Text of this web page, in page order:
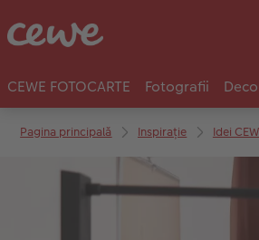
CEWE FOTOCARTE Fotografii
Pagina principală Inspirație Idei